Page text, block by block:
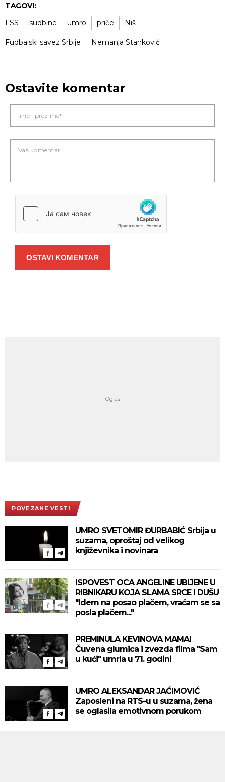
TAGOVI:
FSS
sudbine umro priče Niš
Fudbalski savez Srbije Nemanja Stanković
Ostavite komentar
OSTAVI KOMENTAR
POVEZANE VESTI
UMRO SVETOMIR ĐURBABIĆ Srbija u
suzama, oproštaj od velikog
književnika i novinara
ISPOVEST OCA ANGELINE UBIJENE U
RIBNIKARU KOJA SLAMA SRCE I DUŠU
"Idem na posao plačem, vraćam se sa
posla plačem..."
PREMINULA KEVINOVA MAMA!
Čuvena glumica i zvezda filma "Sam
u kući" umrla u 71. godini
UMRO ALEKSANDAR JAĆIMOVIĆ
Zaposleni na RTS-u u suzama, žena
se oglasila emotivnom porukom